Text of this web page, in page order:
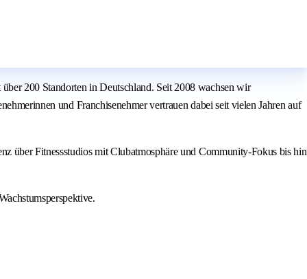
200 Standorten in Deutschland. Seit 2008 wachsen wir
und Franchisenehmer vertrauen dabei seit vielen Jahren auf
über Fitnessstudios mit Clubatmosphäre und Community-Fokus bis hin